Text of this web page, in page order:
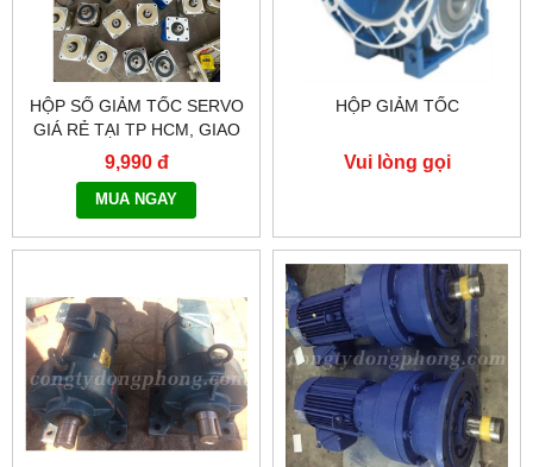
HỘP SỐ GIẢM TỐC SERVO
GIÁ RẺ TẠI TP HCM, GIAO
HÀNG TOÀN QUỐC NHANH
CHÓNG - 0917.882.099
9,990 đ
MUA NGAY
HỘP GIẢM TỐC
Vui lòng gọi